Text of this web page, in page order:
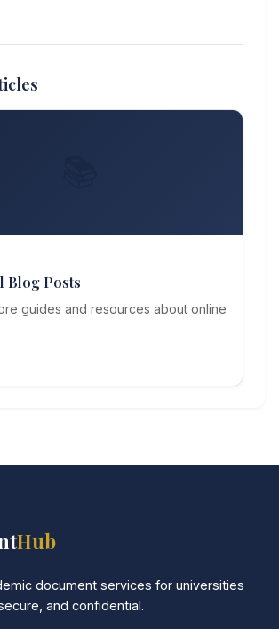
Blog Posts
guides and resources about online
Hub
document services for universities
and confidential.